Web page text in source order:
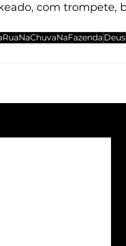
com trompete,
Deus